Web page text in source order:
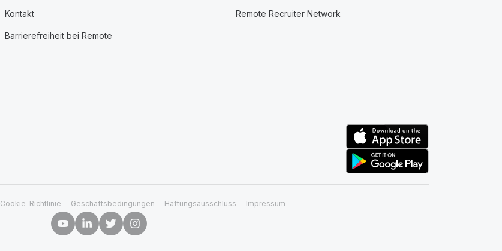
Kontakt
Barrierefreiheit bei Remote
Remote Recruiter Network
Cookie-Richtlinie Geschäftsbedingungen Haftungsausschluss Impressum